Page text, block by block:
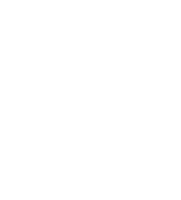
Andalucía
previsiones y